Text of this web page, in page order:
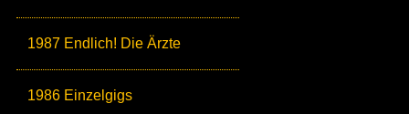
1987 Endlich! Die Ärzte
1986 Einzelgigs